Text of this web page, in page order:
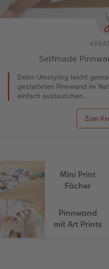
Selfmade
Deko-Umstyling leicht
gestalteten Pinnwand im
einfach austauschen.
Zum
Mini Print
Fächer
Pinnwand
mit Art Prints